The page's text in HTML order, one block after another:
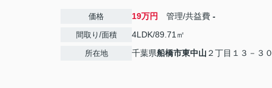
価格 19万円 管理/共益費 -
間取り/面積 4LDK/89.71㎡
所在地 千葉県船橋市東中山 ２丁目１３－３０